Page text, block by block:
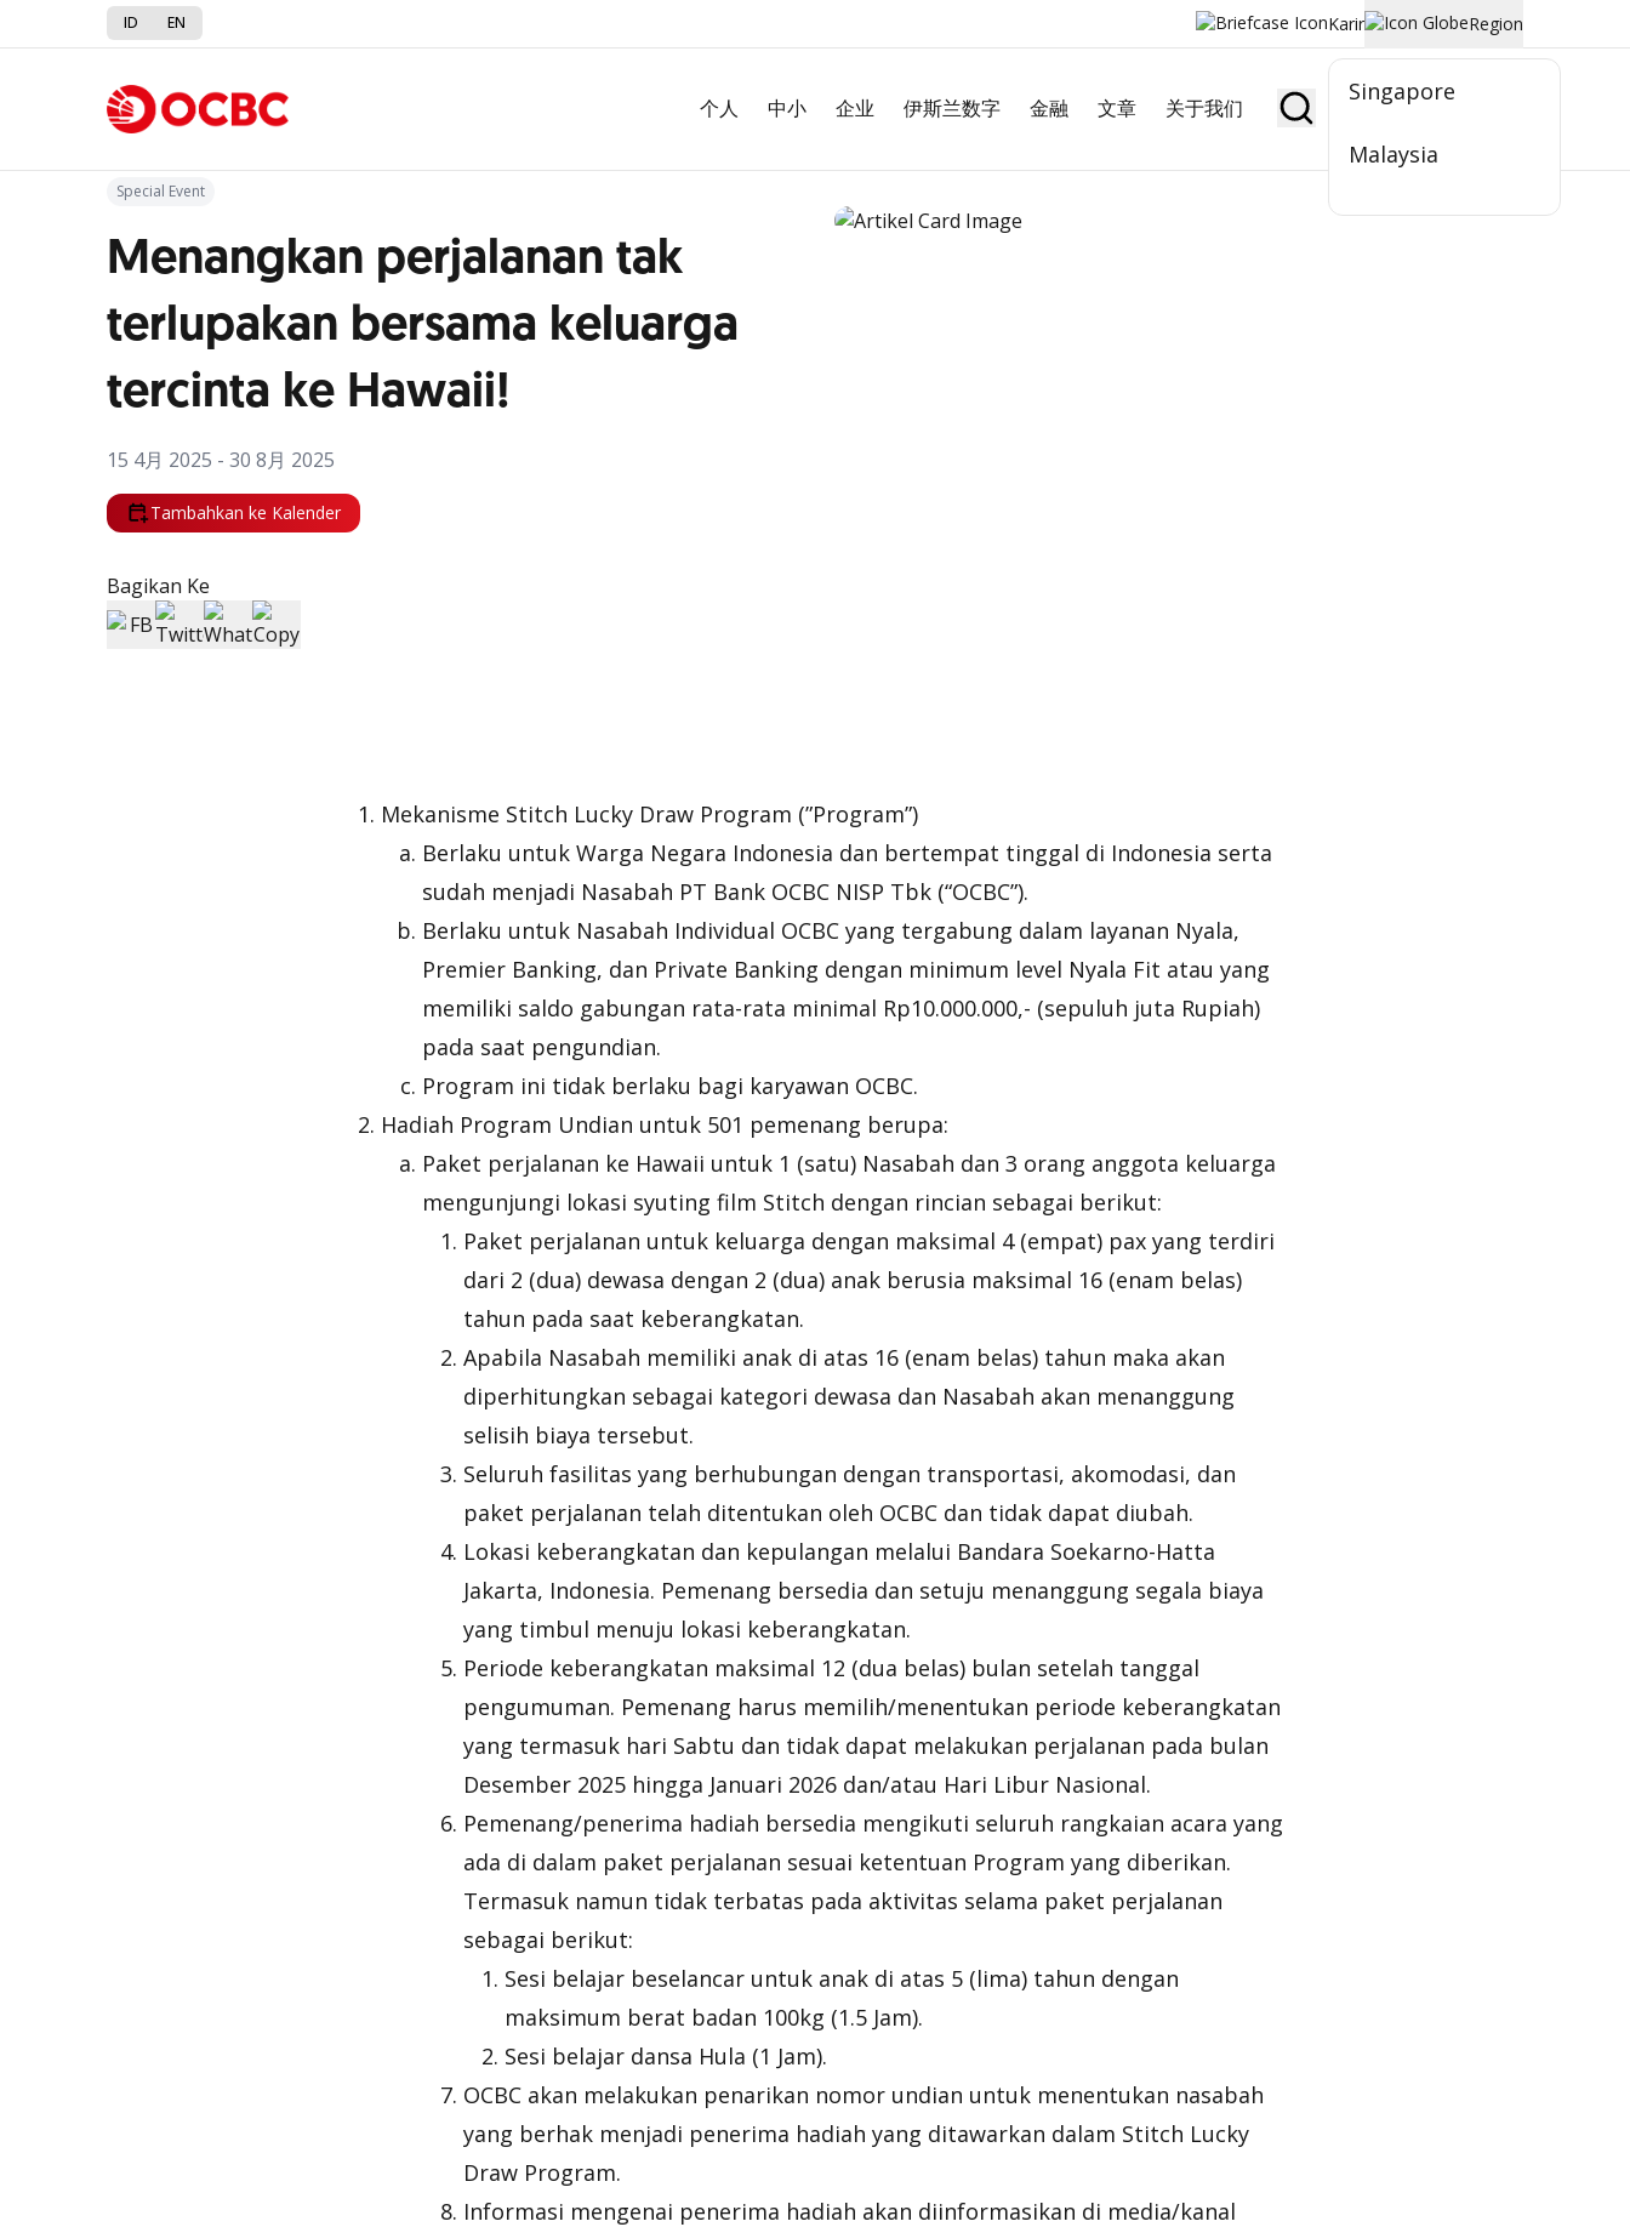
ID EN Karir Region
Singapore
Malaysia
个人 中小 企业 伊斯兰数字 金融 文章 关于我们 Jadi Nasabah
Kembali ke Promo
Special Event
Menangkan perjalanan tak
terlupakan bersama keluarga
tercinta ke Hawaii!
15 4月 2025 - 30 8月 2025
Tambahkan ke Kalender
Bagikan Ke
Mekanisme Stitch Lucky Draw Program (”Program”)
Berlaku untuk Warga Negara Indonesia dan bertempat tinggal di Indonesia serta
sudah menjadi Nasabah PT Bank OCBC NISP Tbk (“OCBC”).
Berlaku untuk Nasabah Individual OCBC yang tergabung dalam layanan Nyala,
Premier Banking, dan Private Banking dengan minimum level Nyala Fit atau yang
memiliki saldo gabungan rata-rata minimal Rp10.000.000,- (sepuluh juta Rupiah)
pada saat pengundian.
Program ini tidak berlaku bagi karyawan OCBC.
Hadiah Program Undian untuk 501 pemenang berupa:
Paket perjalanan ke Hawaii untuk 1 (satu) Nasabah dan 3 orang anggota keluarga
mengunjungi lokasi syuting film Stitch dengan rincian sebagai berikut:
Paket perjalanan untuk keluarga dengan maksimal 4 (empat) pax yang terdiri
dari 2 (dua) dewasa dengan 2 (dua) anak berusia maksimal 16 (enam belas)
tahun pada saat keberangkatan.
Apabila Nasabah memiliki anak di atas 16 (enam belas) tahun maka akan
diperhitungkan sebagai kategori dewasa dan Nasabah akan menanggung
selisih biaya tersebut.
Seluruh fasilitas yang berhubungan dengan transportasi, akomodasi, dan
paket perjalanan telah ditentukan oleh OCBC dan tidak dapat diubah.
Lokasi keberangkatan dan kepulangan melalui Bandara Soekarno-Hatta
Jakarta, Indonesia. Pemenang bersedia dan setuju menanggung segala biaya
yang timbul menuju lokasi keberangkatan.
Periode keberangkatan maksimal 12 (dua belas) bulan setelah tanggal
pengumuman. Pemenang harus memilih/menentukan periode keberangkatan
yang termasuk hari Sabtu dan tidak dapat melakukan perjalanan pada bulan
Desember 2025 hingga Januari 2026 dan/atau Hari Libur Nasional.
Pemenang/penerima hadiah bersedia mengikuti seluruh rangkaian acara yang
ada di dalam paket perjalanan sesuai ketentuan Program yang diberikan.
Termasuk namun tidak terbatas pada aktivitas selama paket perjalanan
sebagai berikut:
Sesi belajar beselancar untuk anak di atas 5 (lima) tahun dengan
maksimum berat badan 100kg (1.5 Jam).
Sesi belajar dansa Hula (1 Jam).
OCBC akan melakukan penarikan nomor undian untuk menentukan nasabah
yang berhak menjadi penerima hadiah yang ditawarkan dalam Stitch Lucky
Draw Program.
Informasi mengenai penerima hadiah akan diinformasikan di media/kanal